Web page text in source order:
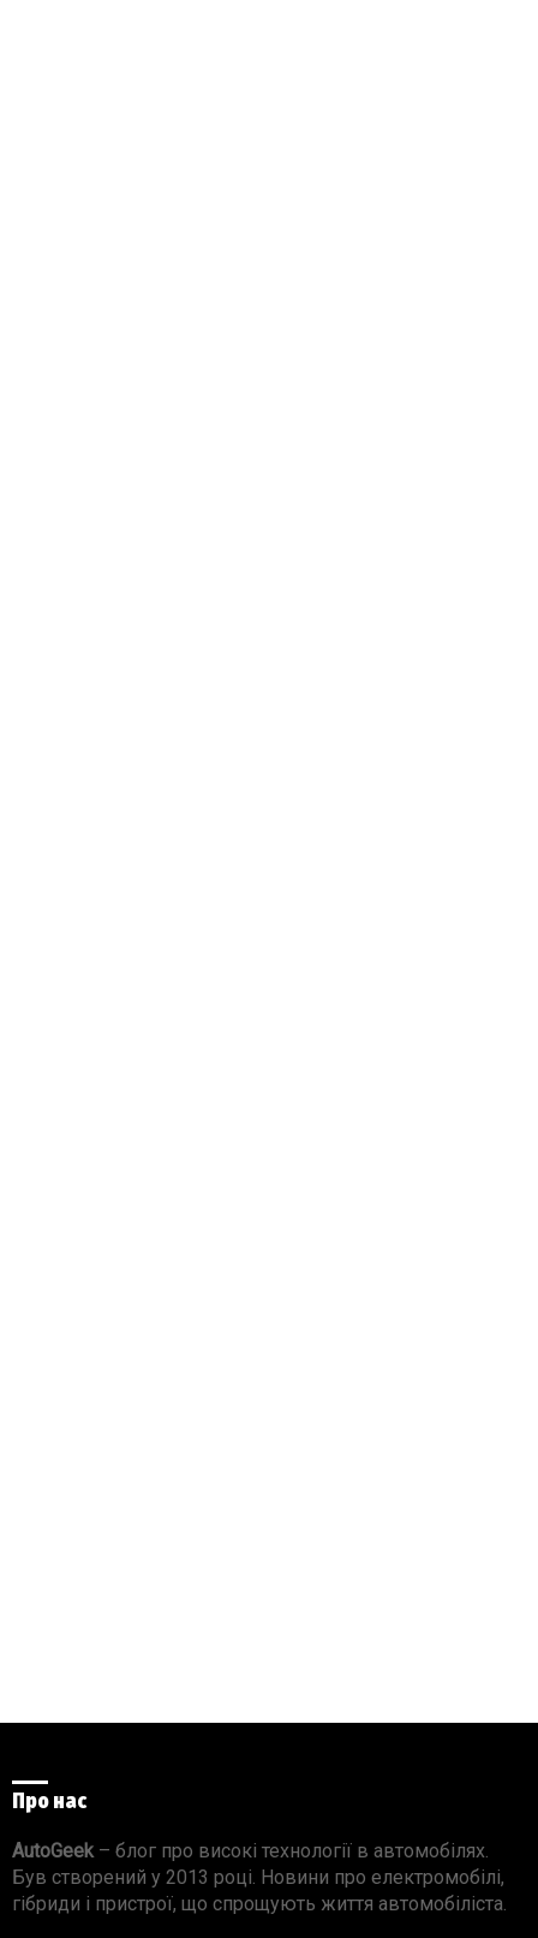
Про нас
AutoGeek– блог про високі технології в автомобілях.
Був створений у 2013 році. Новини про електромобілі,
гібриди і пристрої, що спрощують життя автомобіліста.